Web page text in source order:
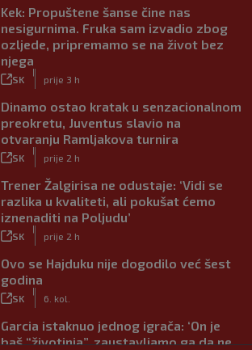
Kek: Propuštene šanse čine nas
nesigurnima. Fruka sam izvadio zbog
ozljede, pripremamo se na život bez
njega
SK prije 3 h
Dinamo ostao kratak u senzacionalnom
preokretu, Juventus slavio na
otvaranju Ramljakova turnira
SK prije 2 h
Trener Žalgirisa ne odustaje: ‘Vidi se
razlika u kvaliteti, ali pokušat ćemo
iznenaditi na Poljudu’
SK prije 2 h
Ovo se Hajduku nije dogodilo već šest
godina
SK 6. kol.
Garcia istaknuo jednog igrača: ‘On je
baš “životinja”, zaustavljamo ga da ne